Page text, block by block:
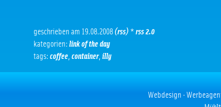
geschrieben am 19.08.2008 (rss) * rss 2.0
kategorien: link of the day
tags: coffee container, illy
Webdesign ·